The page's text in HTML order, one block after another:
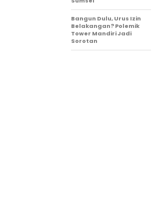
Bangun Dulu, Urus Izin
Belakangan? Polemik
Tower Mandiri Jadi
Sorotan